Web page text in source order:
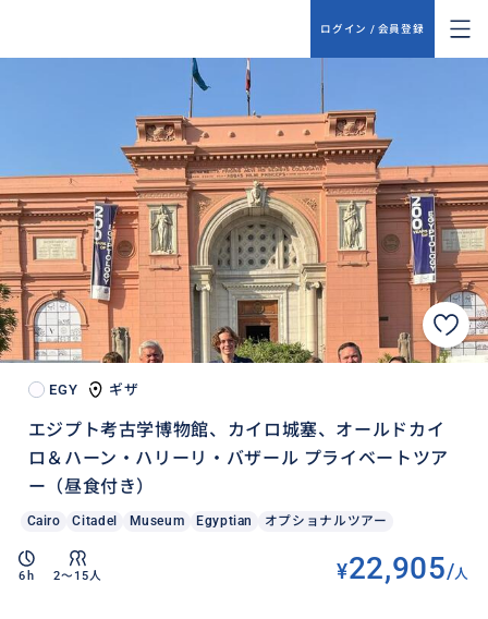
ログイン / 会員登録
EGY ギザ
エジプト考古学博物館、カイロ城塞、オールドカイ
ロ＆ハーン・ハリーリ・バザール プライベートツア
ー（昼食付き）
Cairo Citadel Museum Egyptian オプショナルツアー
6h 2〜15人 ¥22,905/人